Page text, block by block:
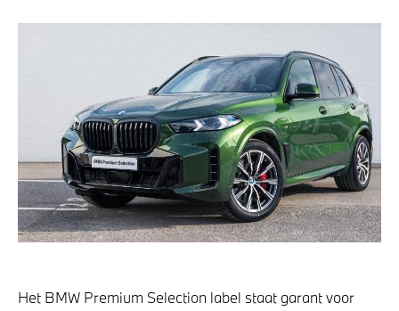
Het BMW Premium Selection label staat garant voor